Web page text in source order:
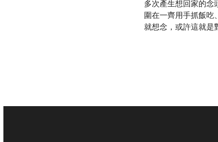
多次產生想回家的
圍在一齊用手抓飯吃
就想念，或許這就是